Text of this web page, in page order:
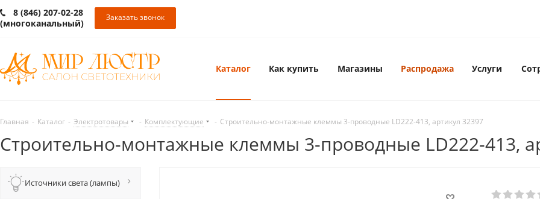
8 (846) 207-02-28
(многоканальный)
Заказать звонок
Каталог Как купить Магазины Распродажа Услуги
Главная - Каталог - Электротовары - Комплектующие - Cтроительно-монтажные клеммы 3-проводные LD222-413, артикул 32397
Cтроительно-монтажные клеммы 3-проводные LD222-413,
Источники света (лампы)